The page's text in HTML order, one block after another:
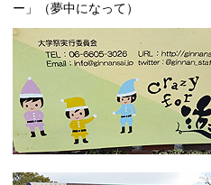
ー」（夢中になって）